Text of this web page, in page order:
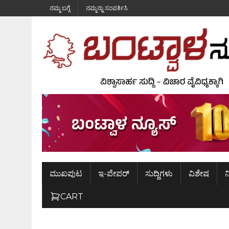
ನಮ್ಮ ಬಗ್ಗೆ ನಮ್ಮನ್ನು ಸಂಪರ್ಕಿಸಿ
ಮುಖಪುಟ ಇ-ಪೇಪರ್ ಸುದ್ದಿಗಳು ವಿಶೇಷ
CART